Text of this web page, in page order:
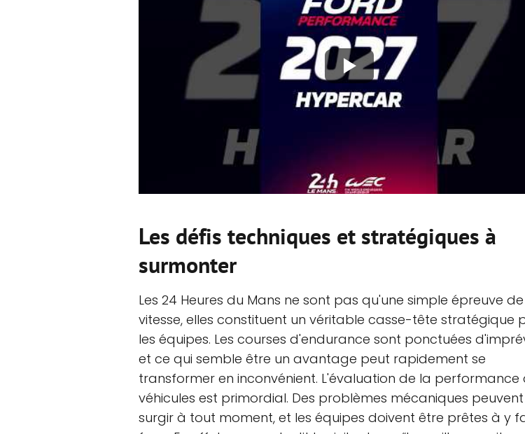
Les défis techniques et stratégiques à
surmonter
Les 24 Heures du Mans ne sont pas qu'une simple épreuve de
vitesse, elles constituent un véritable casse-tête stratégique
les équipes. Les courses d'endurance sont ponctuées
et ce qui semble être un avantage peut rapidement se
transformer en inconvénient. L'évaluation de la performance
véhicules est primordial. Des problèmes mécaniques peuvent
surgir à tout moment, et les équipes doivent être prêtes à y